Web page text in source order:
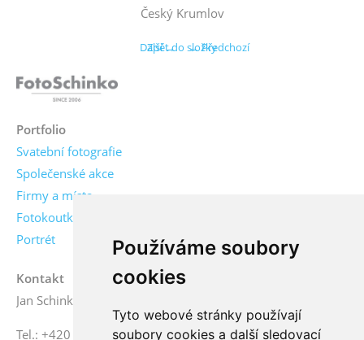
Používáme soubory
cookies
Tyto webové stránky používají
soubory cookies a další sledovací
Český Krumlov
← Předchozí
Další →
Zpět do složky
Portfolio
Svatební fotografie
Společenské akce
Firmy a místa
Fotokoutky
Portrét
Kontakt
Jan Schinko jr., fotograf
Tel.: +420 776 771 000